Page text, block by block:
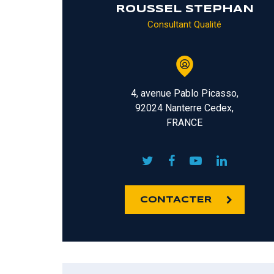
ROUSSEL STEPHAN
Consultant Qualité
4, avenue Pablo Picasso,
92024 Nanterre Cedex,
FRANCE
CONTACTER